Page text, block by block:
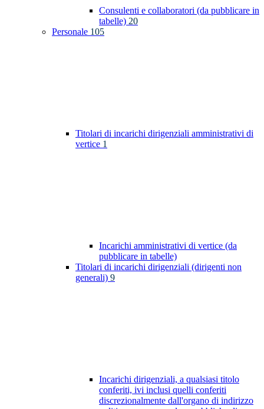
Consulenti e collaboratori (da pubblicare in
tabelle) 20
Personale 105
Titolari di incarichi dirigenziali amministrativi di
vertice 1
Incarichi amministrativi di vertice (da
pubblicare in tabelle)
Titolari di incarichi dirigenziali (dirigenti non
generali) 9
Incarichi dirigenziali, a qualsiasi titolo
conferiti, ivi inclusi quelli conferiti
discrezionalmente dall'organo di indirizzo